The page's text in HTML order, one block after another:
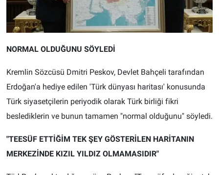
NORMAL OLDUĞUNU SÖYLEDİ
Kremlin Sözcüsü Dmitri Peskov, Devlet Bahçeli tarafından
Erdoğan'a hediye edilen 'Türk dünyası haritası' konusunda
Türk siyasetçilerin periyodik olarak Türk birliği fikri
beslediklerin ve bunun tamamen "normal olduğunu" söyledi.
"TEESÜF ETTİĞİM TEK ŞEY GÖSTERİLEN HARİTANIN
MERKEZİNDE KIZIL YILDIZ OLMAMASIDIR"